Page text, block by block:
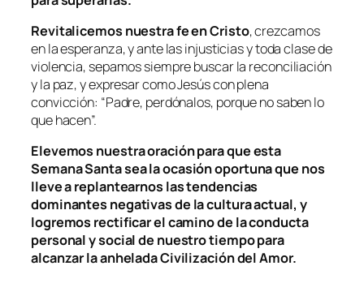
Revitalicemos nuestra fe en Cristo, crezcamos
en la esperanza, y ante las injusticias y toda clase de
violencia, sepamos siempre buscar la reconciliación
y la paz, y expresar como Jesús con plena
convicción: “Padre, perdónalos, porque no saben lo
que hacen”.
Elevemos nuestra oración para que esta
Semana Santa sea la ocasión oportuna que nos
lleve a replantearnos las tendencias
dominantes negativas de la cultura actual, y
logremos rectificar el camino de la conducta
personal y social de nuestro tiempo para
alcanzar la anhelada Civilización del Amor.